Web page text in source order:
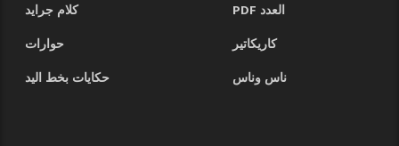
العدد PDF
كلام جرايد
كاريكاتير
حوارات
ناس وناس
حكايات بخط اليد